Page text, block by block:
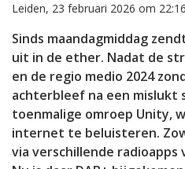
Leiden, 23 februari 2026 om
Sinds maandagmiddag
uit in de ether. Nadat de
en de regio medio 2024
achterbleef na een mislukt
toenmalige omroep Unity,
internet te beluisteren.
via verschillende